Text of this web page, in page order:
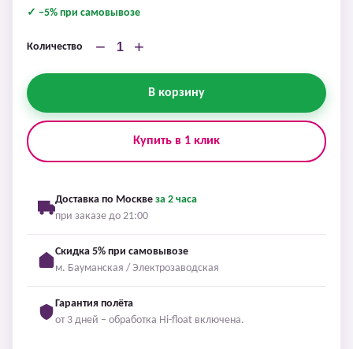
✓ −5% при самовывозе
Количество − +
В корзину
Купить в 1 клик
Доставка по Москве за 2 часа
при заказе до 21:00
Скидка 5% при самовывозе
м. Бауманская / Электрозаводская
Гарантия полёта
от 3 дней – обработка Hi-float включена.